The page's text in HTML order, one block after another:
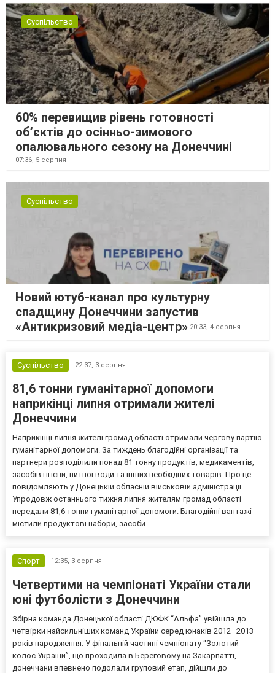
Суспільство
60% перевищив рівень готовності
об’єктів до осінньо-зимового
опалювального сезону на Донеччині
07:36, 5 серпня
Суспільство
Новий ютуб-канал про культурну
спадщину Донеччини запустив
«Антикризовий медіа-центр» 20:33, 4 серпня
Суспільство 22:37, 3 серпня
81,6 тонни гуманітарної допомоги
наприкінці липня отримали жителі
Донеччини
Наприкінці липня жителі громад області отримали чергову партію
гуманітарної допомоги. За тиждень благодійні організації та
партнери розподілили понад 81 тонну продуктів, медикаментів,
засобів гігієни, питної води та інших необхідних товарів. Про це
повідомляють у Донецькій обласній військовій адміністрації.
Упродовж останнього тижня липня жителям громад області
передали 81,6 тонни гуманітарної допомоги. Благодійні вантажі
містили продуктові набори, засоби...
Спорт 12:35, 3 серпня
Четвертими на чемпіонаті України стали
юні футболісти з Донеччини
Збірна команда Донецької області ДЮФК “Альфа” увійшла до
четвірки найсильніших команд України серед юнаків 2012–2013
років народження. У фінальній частині чемпіонату “Золотий
колос України”, що проходила в Береговому на Закарпатті,
донеччани впевнено подолали груповий етап, дійшли до